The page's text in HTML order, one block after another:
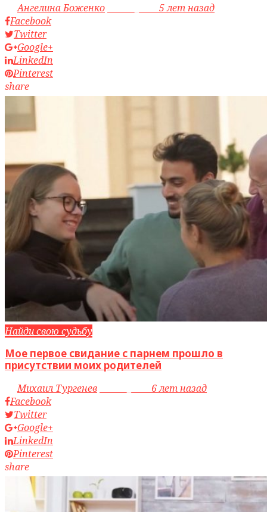
byАнгелина Боженко
5 лет назад
Facebook
Twitter
Google+
LinkedIn
Pinterest
share
Найди свою судьбу
Мое первое свидание с парнем прошло в
присутствии моих родителей
byМихаил Тургенев
6 лет назад
Facebook
Twitter
Google+
LinkedIn
Pinterest
share